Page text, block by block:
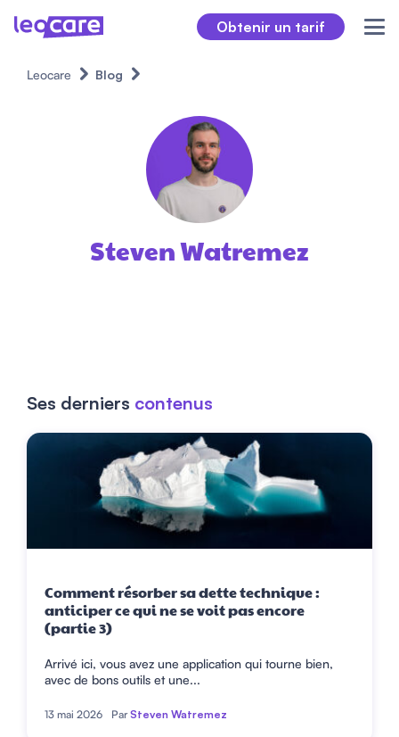
Obtenir un tarif
Leocare Blog
Steven Watremez
Ses derniers contenus
Comment résorber sa dette technique :
anticiper ce qui ne se voit pas encore
(partie 3)
Arrivé ici, vous avez une application qui tourne bien,
avec de bons outils et une...
13 mai 2026 ParSteven Watremez